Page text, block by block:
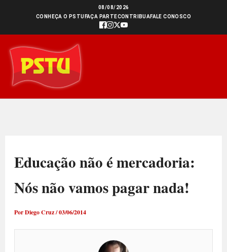
conteúdo
08/08/2026
CONHEÇA O PSTU FAÇA PARTECONTRIBUAFALE CONOSCO
Educação não é mercadoria:
Nós não vamos pagar nada!
PorDiego Cruz/03/06/2014